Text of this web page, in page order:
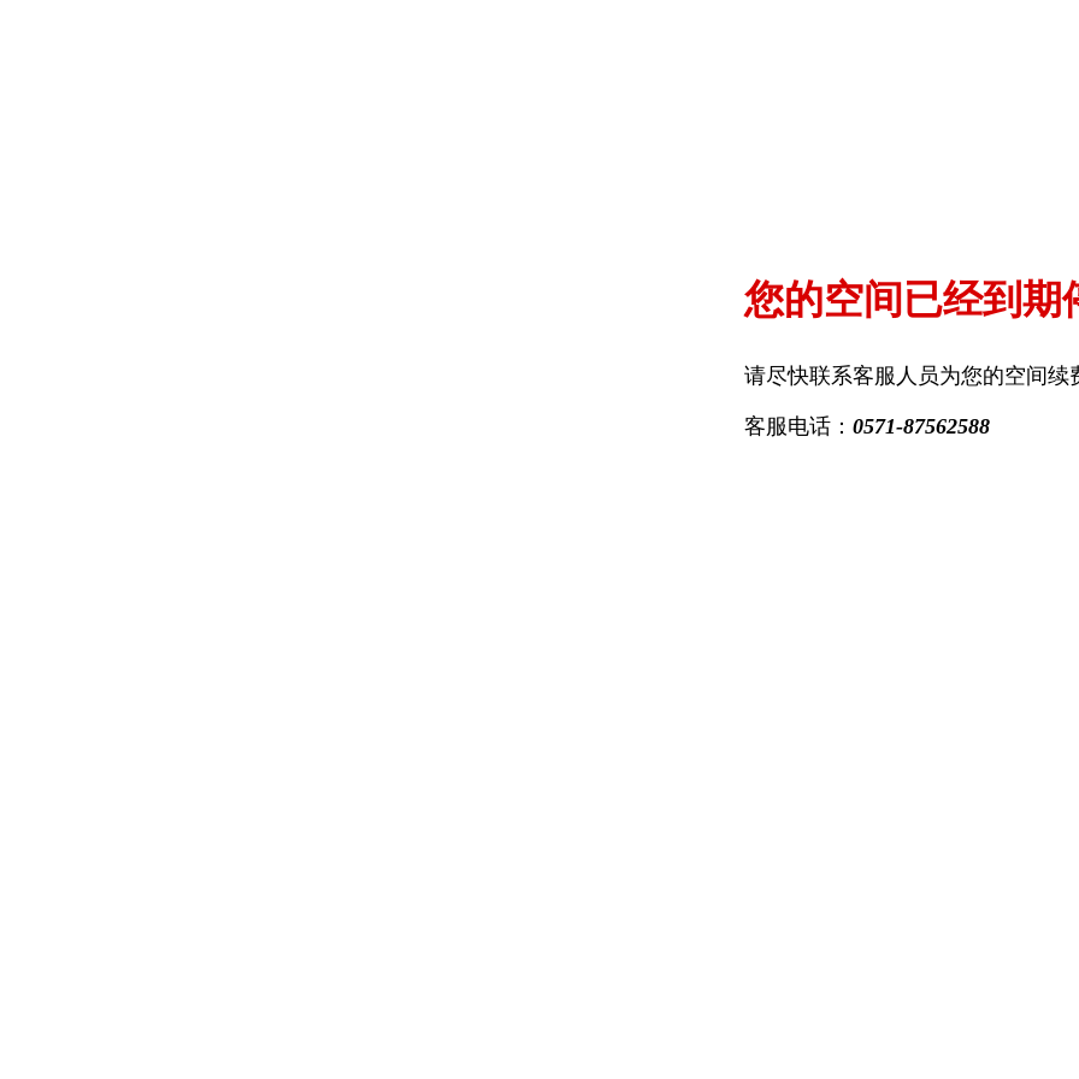
您的空间已经到期
请尽快联系客服人员为您的空间续
客服电话： 0571-87562588